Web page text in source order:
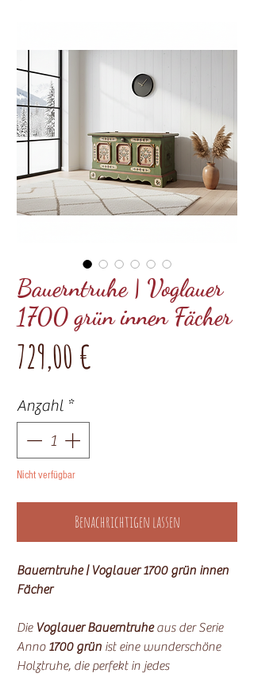
Bauerntruhe | Voglauer
1700 grün innen Fächer
729,00 €
Anzahl *
Nicht verfügbar
Benachrichtigen lassen
Bauerntruhe | Voglauer 1700 grün innen
Fächer
DieVoglauer Bauerntruheaus der Serie
Anno 1700 grün ist eine wunderschöne
Holztruhe, die perfekt in jedes